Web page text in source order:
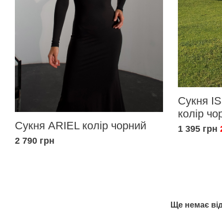
Сукня ARIEL колір чорний
2 790 грн
Сукня
колір
1 395 грн
Ще немає